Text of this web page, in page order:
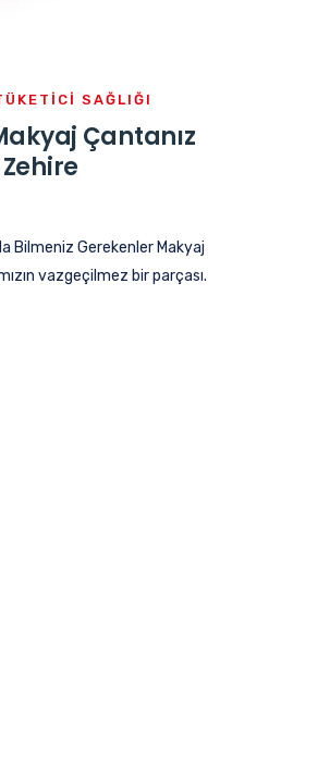
SAĞLIĞI
Çantanız
Bilmeniz Gerekenler Makyaj
vazgeçilmez bir parçası.